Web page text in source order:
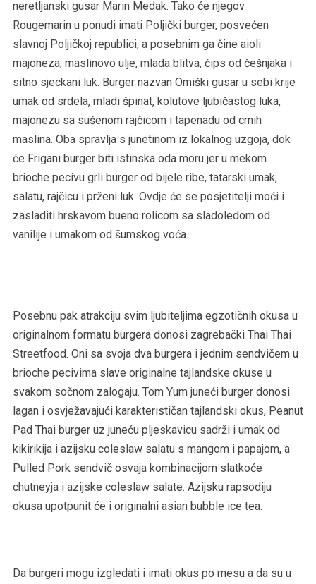
neretljanski gusar Marin Medak. Tako će njegov
Rougemarin u ponudi imati Poljički burger, posvećen
slavnoj Poljičkoj republici, a posebnim ga čine aioli
majoneza, maslinovo ulje, mlada blitva, čips od češnjaka i
sitno sjeckani luk. Burger nazvan Omiški gusar u sebi krije
umak od srdela, mladi špinat, kolutove ljubičastog luka,
majonezu sa sušenom rajčicom i tapenadu od crnih
maslina. Oba spravlja s junetinom iz lokalnog uzgoja, dok
će Frigani burger biti istinska oda moru jer u mekom
brioche pecivu grli burger od bijele ribe, tatarski umak,
salatu, rajčicu i prženi luk. Ovdje će se posjetitelji moći i
zasladiti hrskavom bueno rolicom sa sladoledom od
vanilije i umakom od šumskog voća.
Posebnu pak atrakciju svim ljubiteljima egzotičnih okusa u
originalnom formatu burgera donosi zagrebački Thai Thai
Streetfood. Oni sa svoja dva burgera i jednim sendvičem u
brioche pecivima slave originalne tajlandske okuse u
svakom sočnom zalogaju. Tom Yum juneći burger donosi
lagan i osvježavajući karakterističan tajlandski okus, Peanut
Pad Thai burger uz juneću pljeskavicu sadrži i umak od
kikirikija i azijsku coleslaw salatu s mangom i papajom, a
Pulled Pork sendvič osvaja kombinacijom slatkoće
chutneyja i azijske coleslaw salate. Azijsku rapsodiju
okusa upotpunit će i originalni asian bubble ice tea.
Da burgeri mogu izgledati i imati okus po mesu a da su u